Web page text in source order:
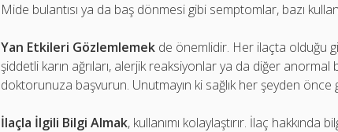
Mide bulantısı ya da baş dönmesi gibi semptomlar, bazı
Yan Etkileri Gözlemlemek de önemlidir. Her ilaçta olduğu
şiddetli karın ağrıları, alerjik reaksiyonlar ya da diğer anormal
doktorunuza başvurun. Unutmayın ki sağlık her şeyden önce
İlaçla İlgili Bilgi Almak, kullanımı kolaylaştırır. İlaç hakkında